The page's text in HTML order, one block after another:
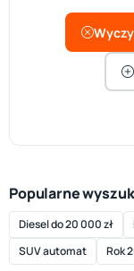
Popularne
Diesel do 20 000 zł
SUV automat
Rok